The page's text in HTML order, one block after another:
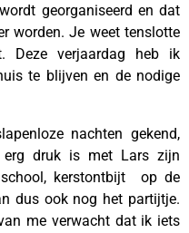
georganiseerd en dat
worden. Je weet tenslotte
Deze verjaardag heb ik
te blijven en de nodige
nachten gekend,
erg druk is met Lars zijn
kerstontbijt op de
dus ook nog het partijtje.
me verwacht dat ik iets